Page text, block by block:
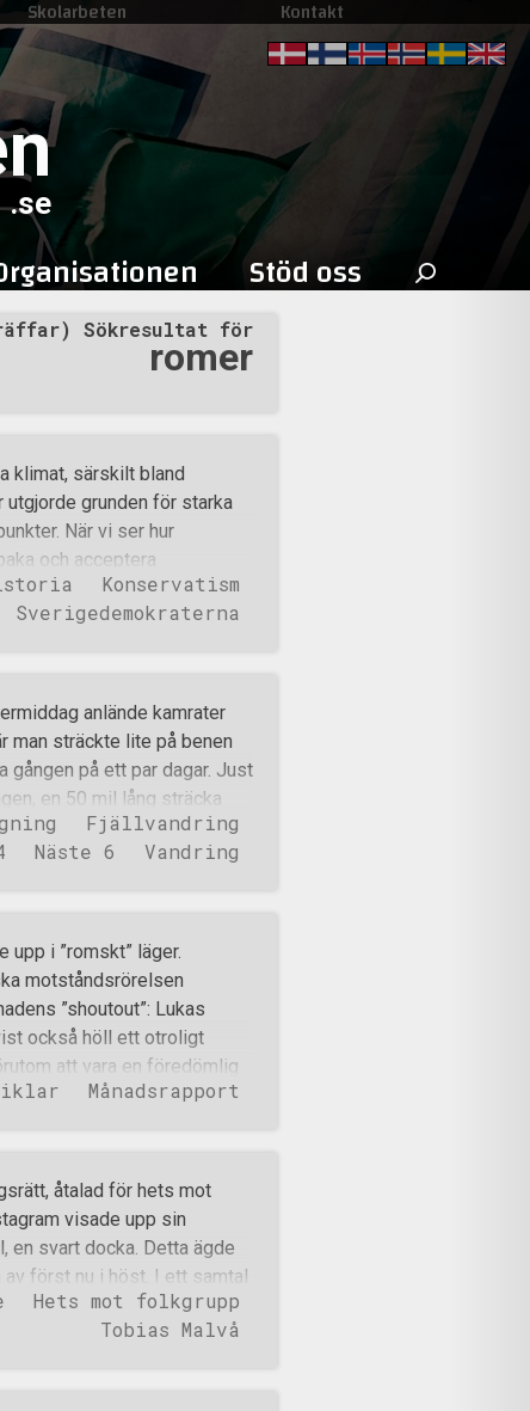
Skolarbeten Kontakt
.se
Stöd oss Sök
efter:
Sökresultat för
romer
klimat, särskilt bland
grunden för starka
När vi ser hur
och acceptera
blir det tydligt att
som tidigare profilerat sig
De samarbetar nu med
visar hur snabbt de släppt
beteende som inte bara
att stå emot trycket från
Konservatism
Sverigedemokraterna
anlände kamrater
man sträckte lite på benen
gången på ett par dagar. Just
en 50 mil lång sträcka
södra Lappland, med
en ytterst liten gårdsbutik
sig för att ta tillfället
hade någon fast planering
och man begav sig till
Hällingsåfallet, ett 43
Fjällvandring
Näste 6 Vandring
i ”romskt” läger.
motståndsrörelsen
”shoutout”: Lukas
också höll ett otroligt
att vara en föredömlig
i Jönköping.
använts ovan): I
det många vackra
Månadens nyhet:
Månadens läsning: 20
Månadsrapport
åtalad för hets mot
visade upp sin
en svart docka. Detta ägde
först nu i höst. I ett samtal
incident, också om sin
började i slutet av 80-
Hets mot folkgrupp
Tobias Malvå